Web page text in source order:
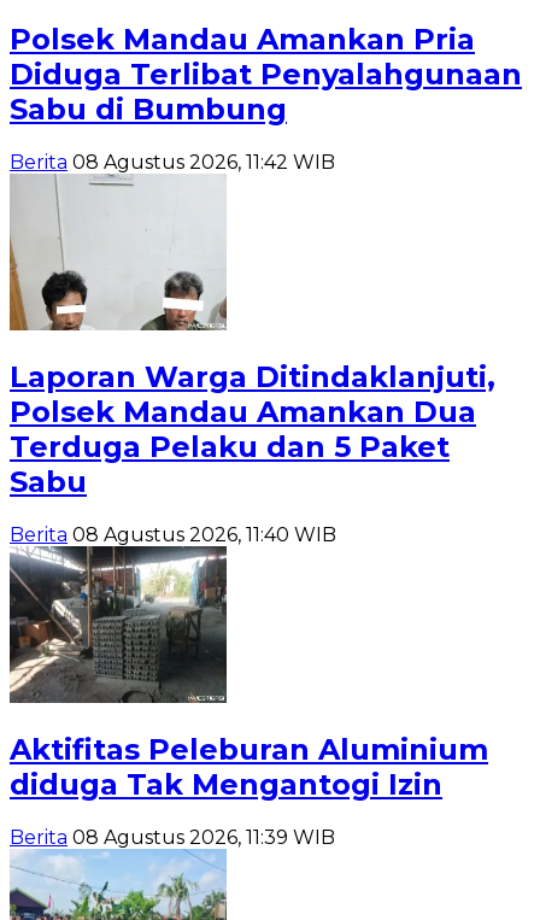
Polsek Mandau Amankan Pria
Diduga Terlibat Penyalahgunaan
Sabu di Bumbung
Berita 08 Agustus 2026, 11:42 WIB
Laporan Warga Ditindaklanjuti,
Polsek Mandau Amankan Dua
Terduga Pelaku dan 5 Paket
Sabu
Berita 08 Agustus 2026, 11:40 WIB
Aktifitas Peleburan Aluminium
diduga Tak Mengantogi Izin
Berita 08 Agustus 2026, 11:39 WIB